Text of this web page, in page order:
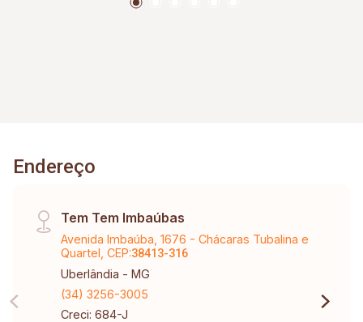
Endereço
Tem Tem Imbaúbas
Avenida Imbaúba, 1676 - Chácaras Tubalina e
Quartel, CEP:38413-316
Uberlândia - MG
(34) 3256-3005
Creci: 684-J